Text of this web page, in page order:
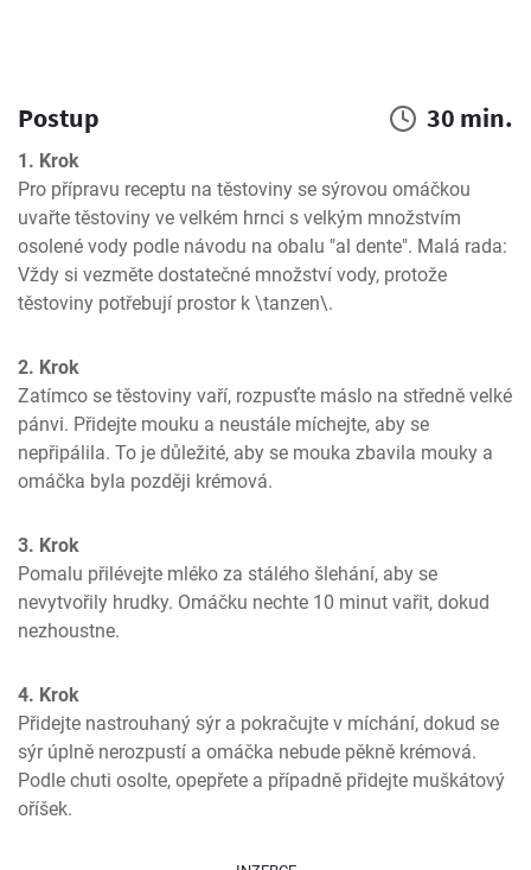
Postup 30 min.
1. Krok
Pro přípravu receptu na těstoviny se sýrovou omáčkou
uvařte těstoviny ve velkém hrnci s velkým množstvím
osolené vody podle návodu na obalu "al dente". Malá rada:
Vždy si vezměte dostatečné množství vody, protože
těstoviny potřebují prostor k \tanzen\.
2. Krok
Zatímco se těstoviny vaří, rozpusťte máslo na středně velké
pánvi. Přidejte mouku a neustále míchejte, aby se
nepřipálila. To je důležité, aby se mouka zbavila mouky a
omáčka byla později krémová.
3. Krok
Pomalu přilévejte mléko za stálého šlehání, aby se
nevytvořily hrudky. Omáčku nechte 10 minut vařit, dokud
nezhoustne.
4. Krok
Přidejte nastrouhaný sýr a pokračujte v míchání, dokud se
sýr úplně nerozpustí a omáčka nebude pěkně krémová.
Podle chuti osolte, opepřete a případně přidejte muškátový
oříšek.